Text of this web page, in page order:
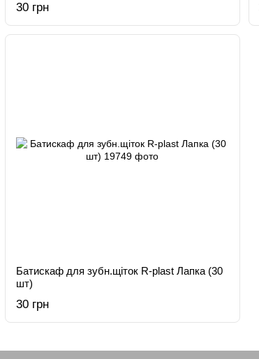
30 грн
Батискаф для зубн.щiток R-plast Лапка (30
шт)
30 грн